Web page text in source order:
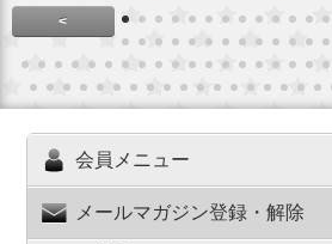
<
会員メニュー
メールマガジン登録・解除